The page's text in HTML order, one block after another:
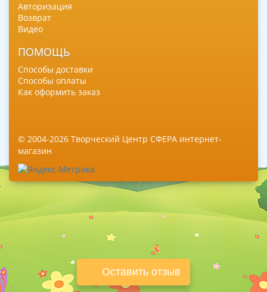
Оставить отзыв
Авторизация
Возврат
Видео
ПОМОЩЬ
Способы доставки
Способы оплаты
Как оформить заказ
© 2004-2026 Творческий Центр СФЕРА интернет-
магазин